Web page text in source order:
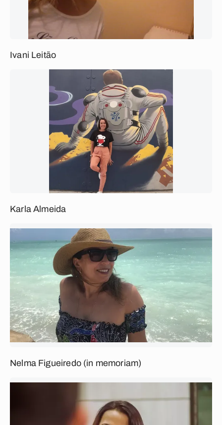
Ivani Leitão
Karla Almeida
Nelma Figueiredo (in memoriam)